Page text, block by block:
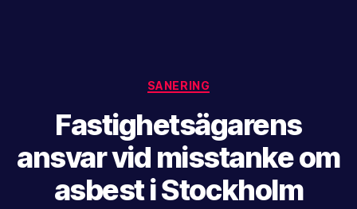
Kategorier
SANERING
Fastighetsägarens
ansvar vid misstanke om
asbest i Stockholm